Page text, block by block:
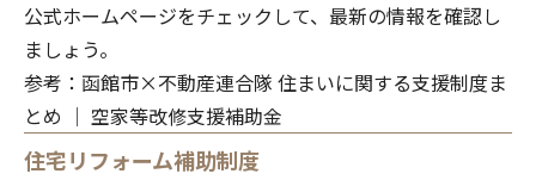
公式ホームページをチェックして、最新の情報を確認し
ましょう。
参考： 函館市×不動産連合隊 住まいに関する支援制度ま
とめ │ 空家等改修支援補助金
住宅リフォーム補助制度